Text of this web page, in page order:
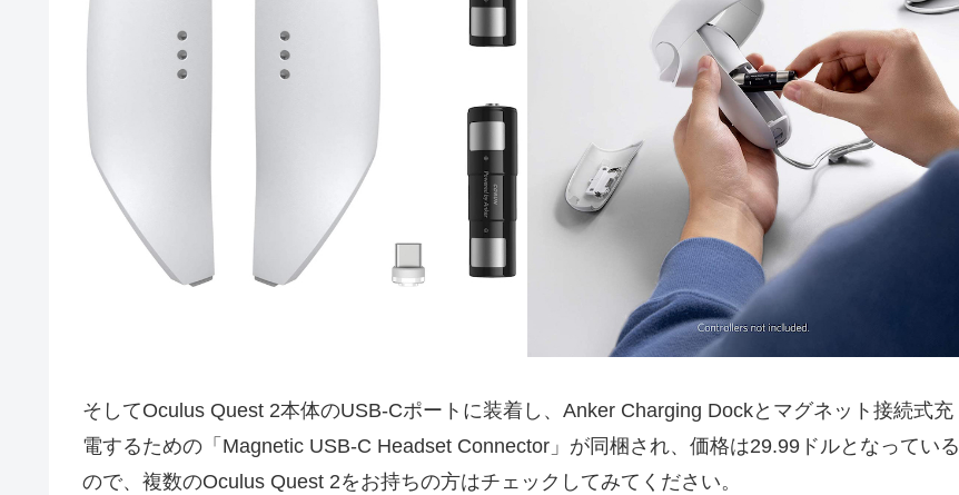
そしてOculus Quest 2本体のUSB-Cポートに装着し、Anker Charging Dockとマグネット接続式充
電するための「Magnetic USB-C Headset Connector」が同梱され、価格は29.99ドルとなっている
ので、複数のOculus Quest 2をお持ちの方はチェックしてみてください。